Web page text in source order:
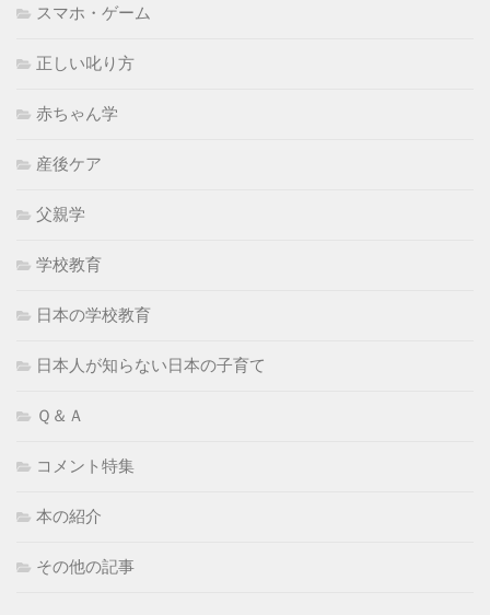
スマホ・ゲーム
正しい叱り方
赤ちゃん学
産後ケア
父親学
学校教育
日本の学校教育
日本人が知らない日本の子育て
Ｑ＆Ａ
コメント特集
本の紹介
その他の記事